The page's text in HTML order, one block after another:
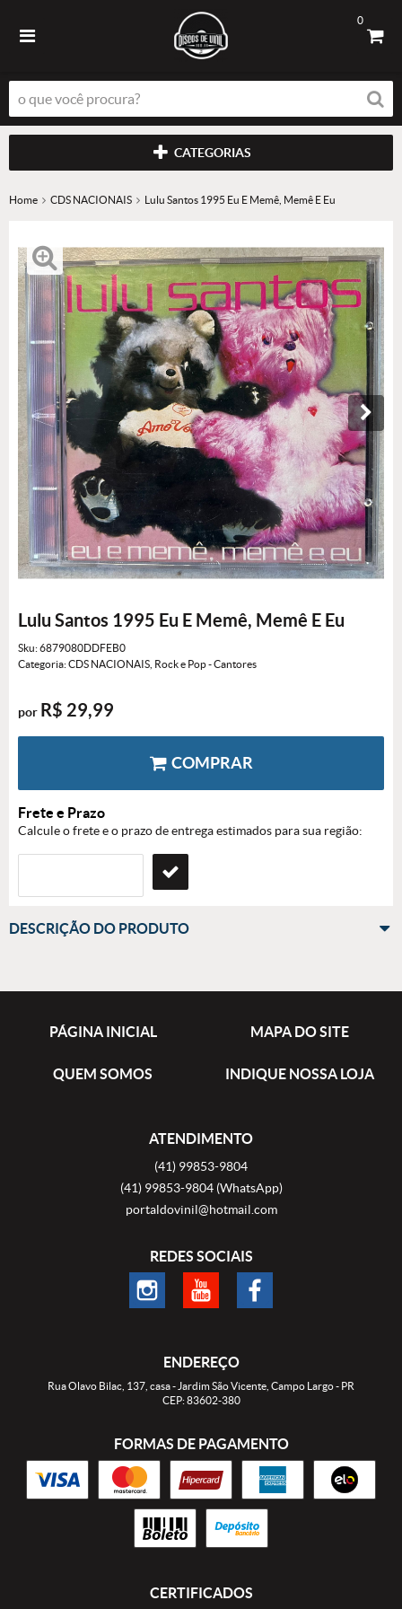
0
CATEGORIAS
Home CDS NACIONAIS Lulu Santos 1995 Eu E Memê, Memê E Eu
Lulu Santos 1995 Eu E Memê, Memê E Eu
Sku:6879080DDFEB0
Categoria:CDS NACIONAIS Rock e Pop - Cantores
por R$ 29,99
COMPRAR
Frete e Prazo
Calcule o frete e o prazo de entrega estimados para sua região:
DESCRIÇÃO DO PRODUTO
PÁGINA INICIAL MAPA DO SITE
QUEM SOMOS INDIQUE NOSSA LOJA
ATENDIMENTO
(41) 99853-9804
(41)99853-9804 (WhatsApp)
portaldovinil@hotmail.com
REDES SOCIAIS
ENDEREÇO
Rua Olavo Bilac, 137, casa- Jardim São Vicente, Campo Largo- PR
CEP: 83602-380
FORMAS DE PAGAMENTO
CERTIFICADOS